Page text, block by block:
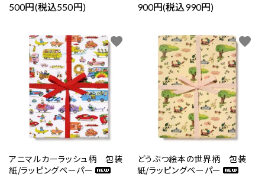
500円(税込550円) 900円(税込990円)
アニマルカーラッシュ柄 包装
紙/ラッピングペーパー
favorite
どうぶつ絵本の世界柄 包装
紙/ラッピングペーパー
favorite